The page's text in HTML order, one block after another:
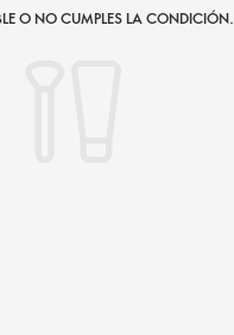
O NO CUMPLES LA CONDICIÓN.